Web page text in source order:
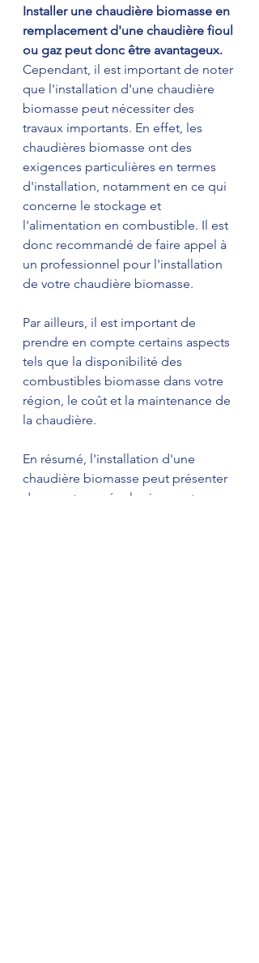
Installer une chaudière biomasse en
remplacement d'une chaudière fioul
ou gaz peut donc être avantageux.
Cependant, il est important de noter
que l'installation d'une chaudière
biomasse peut nécessiter des
travaux importants. En effet, les
chaudières biomasse ont des
exigences particulières en termes
d'installation, notamment en ce qui
concerne le stockage et
l'alimentation en combustible. Il est
donc recommandé de faire appel à
un professionnel pour l'installation
de votre chaudière biomasse.
Par ailleurs, il est important de
prendre en compte certains aspects
tels que la disponibilité des
combustibles biomasse dans votre
région, le coût et la maintenance de
la chaudière.
En résumé, l'installation d'une
chaudière biomasse peut présenter
des avantages écologiques et